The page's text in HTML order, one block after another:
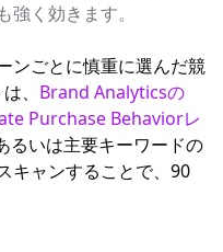
く効きます。
ンごとに慎重に選んだ競
、 Brand Analyticsの
Purchase Behaviorレ
いは主要キーワードの
キャンすることで、90